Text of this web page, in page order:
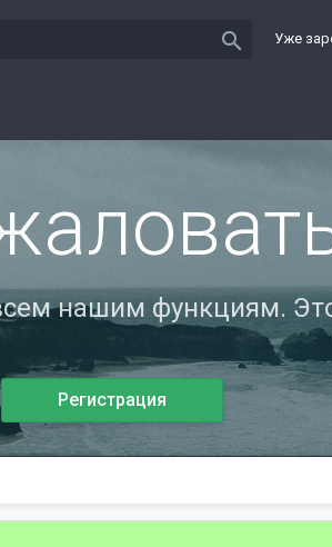
Уже
search
нашим функциям.
Регистрация